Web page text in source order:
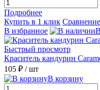
Подробнее
Купить в 1 клик Сравнение
В избранное
Быстрый просмотр
Краситель кандурин
105 ₽ / шт
В корзину